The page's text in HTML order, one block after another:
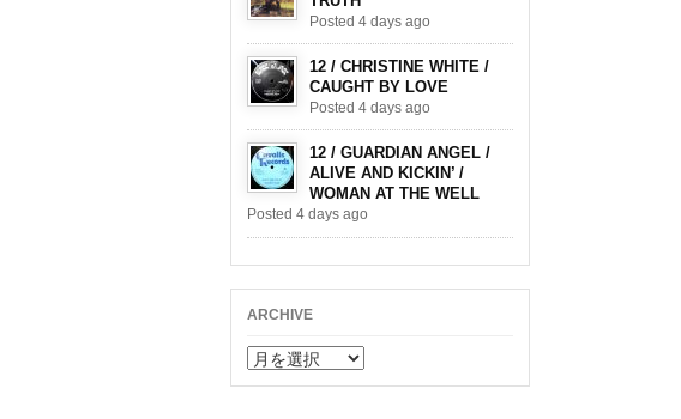
Posted 4 days ago
12 / CHRISTINE WHITE /
CAUGHT BY LOVE
Posted 4 days ago
12 / GUARDIAN ANGEL /
ALIVE AND KICKIN’ /
WOMAN AT THE WELL
Posted 4 days ago
ARCHIVE
ARCHIVE